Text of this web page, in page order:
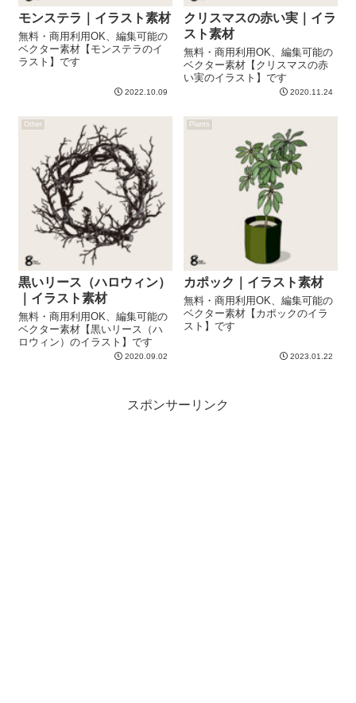
モンステラ｜イラスト素材
無料・商用利用OK、編集可能の
ベクター素材【モンステラのイ
ラスト】です
2022.10.09
クリスマスの赤い実｜イラ
スト素材
無料・商用利用OK、編集可能の
ベクター素材【クリスマスの赤
い実のイラスト】です
2020.11.24
Other
黒いリース（ハロウィン）
｜イラスト素材
無料・商用利用OK、編集可能の
ベクター素材【黒いリース（ハ
ロウィン）のイラスト】です
2020.09.02
Plants
カポック｜イラスト素材
無料・商用利用OK、編集可能の
ベクター素材【カポックのイラ
スト】です
2023.01.22
スポンサーリンク